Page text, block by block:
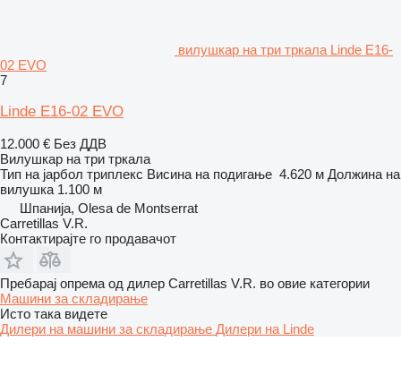
вилушкар на три тркала Linde E16-
02 EVO
7
Linde E16-02 EVO
12.000 € Без ДДВ
Вилушкар на три тркала
Тип на јарбол триплекс Висина на подигање 4.620 м Должина на
вилушка 1.100 м
Шпанија, Olesa de Montserrat
Carretillas V.R.
Контактирајте го продавачот
Пребарај опрема од дилер Carretillas V.R. во овие категории
Машини за складирање
Исто така видете
Дилери на машини за складирање Дилери на Linde